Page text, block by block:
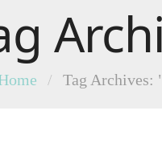
/ Tag Archives: